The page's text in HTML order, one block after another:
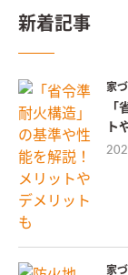
新着記事
家
「
ト
家